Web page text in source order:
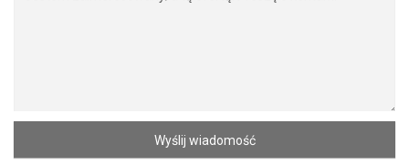
Wyślij wiadomość